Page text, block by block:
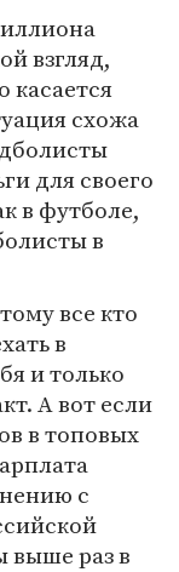
взгляд,
касается
схожа
для своего
в футболе,
в
все кто
в
и только
А вот если
в топовых
с
выше раз в